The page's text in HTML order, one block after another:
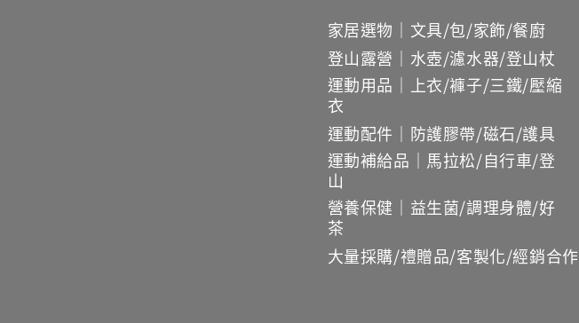
家居選物｜文具/包/家飾/餐廚
登山露營｜水壺/濾水器/登山杖
運動用品｜上衣/褲子/三鐵/壓縮
衣
運動配件｜防護膠帶/磁石/護具
運動補給品｜馬拉松/自行車/登
山
營養保健｜益生菌/調理身體/好
茶
大量採購/禮贈品/客製化/經銷合作